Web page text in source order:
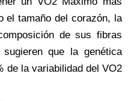
el tamaño del corazón, la
de sus fibras
que la genética
de la variabilidad del VO2